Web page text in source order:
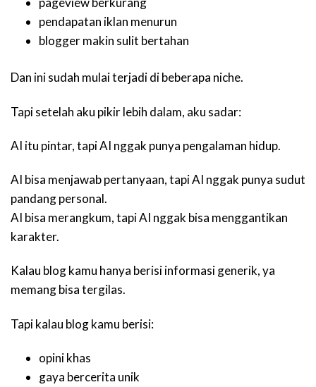
pendapatan iklan menurun
blogger makin sulit bertahan
Dan ini sudah mulai terjadi di beberapa niche.
Tapi setelah aku pikir lebih dalam, aku sadar:
AI itu pintar, tapi AI nggak punya pengalaman hidup.
AI bisa menjawab pertanyaan, tapi AI nggak punya sudut
pandang personal.
AI bisa merangkum, tapi AI nggak bisa menggantikan
karakter.
Kalau blog kamu hanya berisi informasi generik, ya
memang bisa tergilas.
Tapi kalau blog kamu berisi:
opini khas
gaya bercerita unik